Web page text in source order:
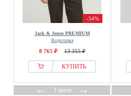
-34%
Jack & Jones PREMIUM
Водолазка
8 765 ₽ 13 355 ₽
КУПИТЬ
←3 цвета→